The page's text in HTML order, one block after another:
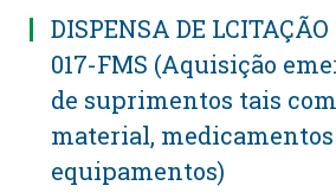
DISPENSA DE
017-FMS (Aquisição
de suprimentos tais
material, medicamentos
equipamentos)